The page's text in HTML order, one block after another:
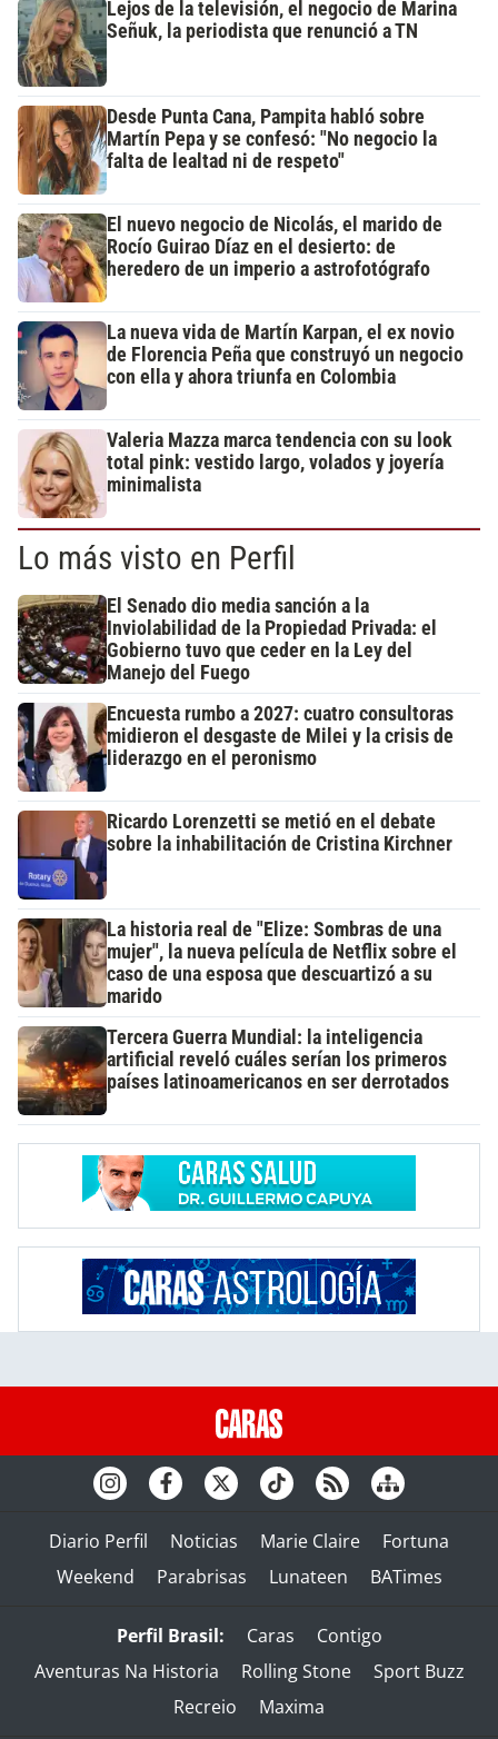
Lejos de la televisión, el negocio de Marina
Señuk, la periodista que renunció a TN
Desde Punta Cana, Pampita habló sobre
Martín Pepa y se confesó: "No negocio la
falta de lealtad ni de respeto"
El nuevo negocio de Nicolás, el marido de
Rocío Guirao Díaz en el desierto: de
heredero de un imperio a astrofotógrafo
La nueva vida de Martín Karpan, el ex novio
de Florencia Peña que construyó un negocio
con ella y ahora triunfa en Colombia
Valeria Mazza marca tendencia con su look
total pink: vestido largo, volados y joyería
minimalista
Lo más visto en Perfil
El Senado dio media sanción a la
Inviolabilidad de la Propiedad Privada: el
Gobierno tuvo que ceder en la Ley del
Manejo del Fuego
Encuesta rumbo a 2027: cuatro consultoras
midieron el desgaste de Milei y la crisis de
liderazgo en el peronismo
Ricardo Lorenzetti se metió en el debate
sobre la inhabilitación de Cristina Kirchner
La historia real de "Elize: Sombras de una
mujer", la nueva película de Netflix sobre el
caso de una esposa que descuartizó a su
marido
Tercera Guerra Mundial: la inteligencia
artificial reveló cuáles serían los primeros
países latinoamericanos en ser derrotados
Diario Perfil Noticias Marie Claire
Fortuna
Weekend
Parabrisas Lunateen BATimes
Perfil Brasil: Caras
Contigo
Aventuras Na Historia
Rolling Stone
Sport Buzz
Recreio
Maxima